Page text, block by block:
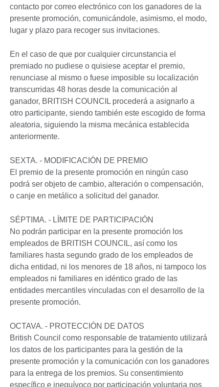
contacto por correo electrónico con los ganadores de la
presente promoción, comunicándole, asimismo, el modo,
lugar y plazo para recoger sus invitaciones.
En el caso de que por cualquier circunstancia el
premiado no pudiese o quisiese aceptar el premio,
renunciase al mismo o fuese imposible su localización
transcurridas 48 horas desde la comunicación al
ganador, BRITISH COUNCIL procederá a asignarlo a
otro participante, siendo también este escogido de forma
aleatoria, siguiendo la misma mecánica establecida
anteriormente.
SEXTA. - MODIFICACIÓN DE PREMIO
El premio de la presente promoción en ningún caso
podrá ser objeto de cambio, alteración o compensación,
o canje en metálico a solicitud del ganador.
SÉPTIMA. - LÍMITE DE PARTICIPACIÓN
No podrán participar en la presente promoción los
empleados de BRITISH COUNCIL, así como los
familiares hasta segundo grado de los empleados de
dicha entidad, ni los menores de 18 años, ni tampoco los
empleados ni familiares en idéntico grado de las
entidades mercantiles vinculadas con el desarrollo de la
presente promoción.
OCTAVA. - PROTECCIÓN DE DATOS
British Council como responsable de tratamiento utilizará
los datos de los participantes para la gestión de la
presente promoción y la comunicación con los ganadores
para la entrega de los premios. Su consentimiento
específico e inequívoco por participación voluntaria nos